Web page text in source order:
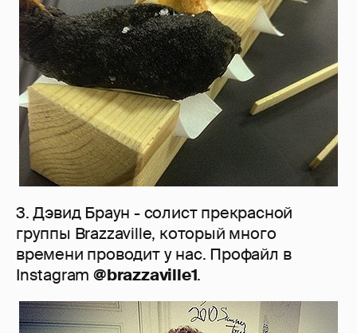
3. Дэвид Браун - солист прекрасной
группы Brazzaville, который много
времени проводит у нас. Профайл в
Instagram @brazzaville1.